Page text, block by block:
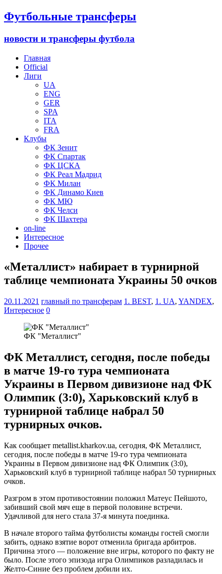
Футбольные трансферы
новости и трансферы футбола
Главная
Official
Лиги
UA
ENG
GER
SPA
ITA
FRA
Клубы
ФК Зенит
ФК Спартак
ФК ЦСКА
ФК Реал Мадрид
ФК Милан
ФК Динамо Киев
ФК МЮ
ФК Челси
ФК Шахтера
on-line
Интересное
Прочее
«Металлист» набирает в турнирной
таблице чемпионата Украины 50 очков
20.11.2021 главный по трансферам 1. BEST, 1. UA, YANDEX,
Интересное 0
ФК "Металлист"
ФК Металлист, сегодня, после победы
в матче 19-го тура чемпионата
Украины в Первом дивизионе над ФК
Олимпик (3:0), Харьковский клуб в
турнирной таблице набрал 50
турнирных очков.
Как сообщает metallist.kharkov.ua, сегодня, ФК Металлист,
сегодня, после победы в матче 19-го тура чемпионата
Украины в Первом дивизионе над ФК Олимпик (3:0),
Харьковский клуб в турнирной таблице набрал 50 турнирных
очков.
Разгром в этом противостоянии положил Матеус Пейшото,
забивший свой мяч еще в первой половине встречи.
Удачливой для него стала 37-я минута поединка.
В начале второго тайма футболисты команды гостей смогли
забить, однако взятие ворот отменила бригада арбитров.
Причина этого — положение вне игры, которого по факту не
было. После этого эпизода игра Олимпиков разладилась и
Желто-Синие без проблем добили их.